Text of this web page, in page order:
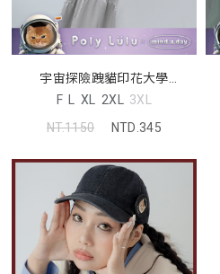
宇宙探險跩貓印花大學
TEE(unisex)(MIND.A.DAY聯名)
F L XL 2XL 3XL
NT.1150
NTD.345